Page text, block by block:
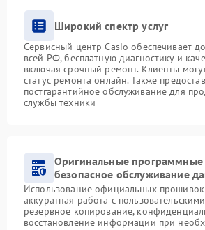
Широкий спектр услуг
Сервисный центр Casio обеспечивает
всей РФ, бесплатную диагностику и
включая срочный ремонт. Клиенты
статус ремонта онлайн. Также
постгарантийное обслуживание для
службы техники
Оригинальные
безопасное обслуживание
Использование официальных
аккуратная работа с
резервное копирование,
восстановление информации при